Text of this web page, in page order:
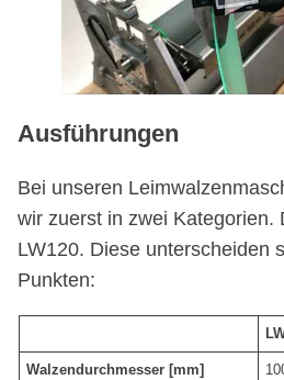
Ausführungen
Bei unseren
wir zuerst in zwei Kategorien.
LW120. Diese unterscheiden
Punkten:
Walzendurchmesser [mm]